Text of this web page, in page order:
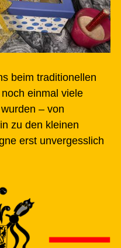
beim traditionellen
einmal viele
– von
zu den kleinen
erst unvergesslich